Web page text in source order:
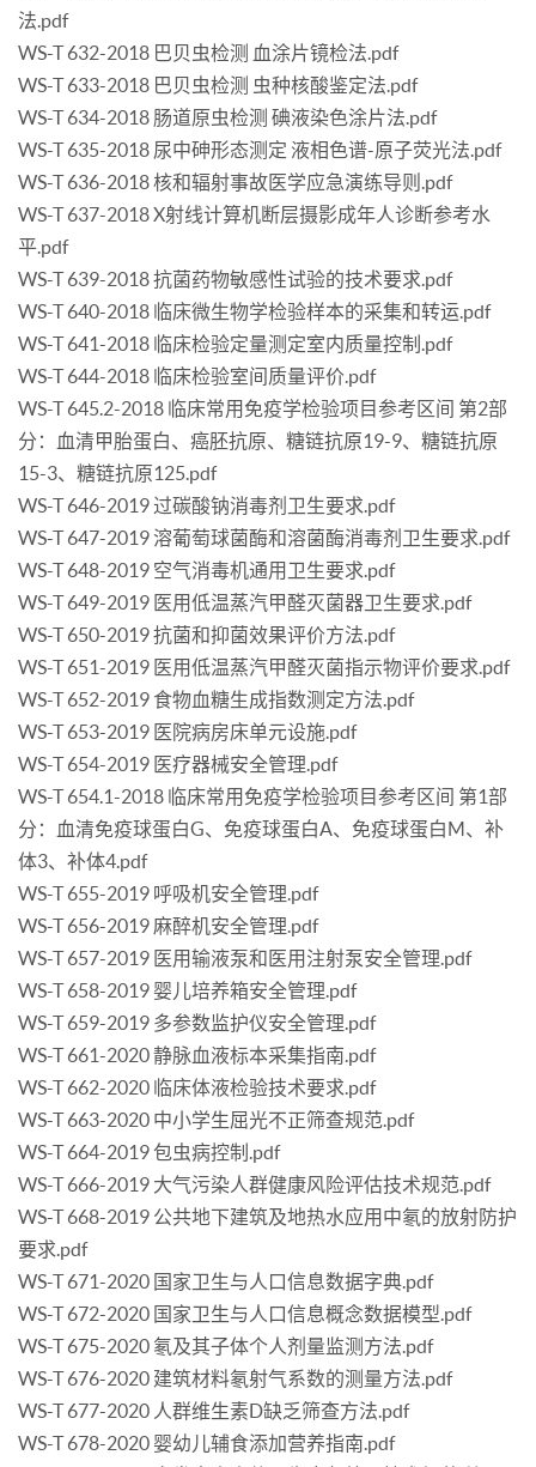
法.pdf
WS-T 632-2018 巴贝虫检测 血涂片镜检法.pdf
WS-T 633-2018 巴贝虫检测 虫种核酸鉴定法.pdf
WS-T 634-2018 肠道原虫检测 碘液染色涂片法.pdf
WS-T 635-2018 尿中砷形态测定 液相色谱-原子荧光法.pdf
WS-T 636-2018 核和辐射事故医学应急演练导则.pdf
WS-T 637-2018 X射线计算机断层摄影成年人诊断参考水
平.pdf
WS-T 639-2018 抗菌药物敏感性试验的技术要求.pdf
WS-T 640-2018 临床微生物学检验样本的采集和转运.pdf
WS-T 641-2018 临床检验定量测定室内质量控制.pdf
WS-T 644-2018 临床检验室间质量评价.pdf
WS-T 645.2-2018 临床常用免疫学检验项目参考区间 第2部
分：血清甲胎蛋白、癌胚抗原、糖链抗原19-9、糖链抗原
15-3、糖链抗原125.pdf
WS-T 646-2019 过碳酸钠消毒剂卫生要求.pdf
WS-T 647-2019 溶葡萄球菌酶和溶菌酶消毒剂卫生要求.pdf
WS-T 648-2019 空气消毒机通用卫生要求.pdf
WS-T 649-2019 医用低温蒸汽甲醛灭菌器卫生要求.pdf
WS-T 650-2019 抗菌和抑菌效果评价方法.pdf
WS-T 651-2019 医用低温蒸汽甲醛灭菌指示物评价要求.pdf
WS-T 652-2019 食物血糖生成指数测定方法.pdf
WS-T 653-2019 医院病房床单元设施.pdf
WS-T 654-2019 医疗器械安全管理.pdf
WS-T 654.1-2018 临床常用免疫学检验项目参考区间 第1部
分：血清免疫球蛋白G、免疫球蛋白A、免疫球蛋白M、补
体3、补体4.pdf
WS-T 655-2019 呼吸机安全管理.pdf
WS-T 656-2019 麻醉机安全管理.pdf
WS-T 657-2019 医用输液泵和医用注射泵安全管理.pdf
WS-T 658-2019 婴儿培养箱安全管理.pdf
WS-T 659-2019 多参数监护仪安全管理.pdf
WS-T 661-2020 静脉血液标本采集指南.pdf
WS-T 662-2020 临床体液检验技术要求.pdf
WS-T 663-2020 中小学生屈光不正筛查规范.pdf
WS-T 664-2019 包虫病控制.pdf
WS-T 666-2019 大气污染人群健康风险评估技术规范.pdf
WS-T 668-2019 公共地下建筑及地热水应用中氡的放射防护
要求.pdf
WS-T 671-2020 国家卫生与人口信息数据字典.pdf
WS-T 672-2020 国家卫生与人口信息概念数据模型.pdf
WS-T 675-2020 氡及其子体个人剂量监测方法.pdf
WS-T 676-2020 建筑材料氡射气系数的测量方法.pdf
WS-T 677-2020 人群维生素D缺乏筛查方法.pdf
WS-T 678-2020 婴幼儿辅食添加营养指南.pdf